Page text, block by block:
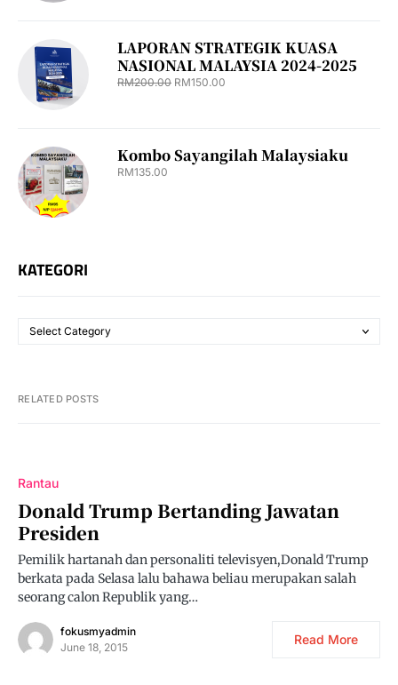
LAPORAN STRATEGIK KUASA
NASIONAL MALAYSIA 2024-2025
RM200.00 RM150.00
Kombo Sayangilah Malaysiaku
RM135.00
KATEGORI
RELATED POSTS
Rantau
Donald Trump Bertanding Jawatan
Presiden
Pemilik hartanah dan personaliti televisyen,Donald Trump
berkata pada Selasa lalu bahawa beliau merupakan salah
seorang calon Republik yang…
fokusmyadmin
June 18, 2015
Read More